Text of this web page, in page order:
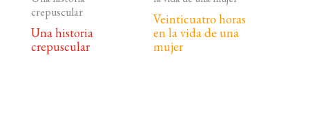
Una historia
crepuscular
Veinticuatro horas
en la vida de una
mujer